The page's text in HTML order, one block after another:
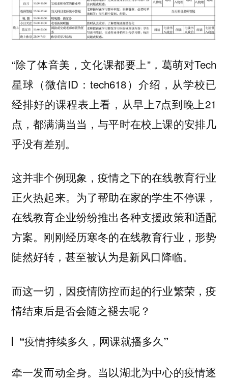
“除了体音美，文化课都要上”，葛萌对Tech
星球（微信ID：tech618）介绍，从学校已
经排好的课程表上看，从早上7点到晚上21
点，都满满当当，与平时在校上课的安排几
乎没有差别。
这并非个例现象，疫情之下的在线教育行业
正火热起来。为了帮助在家的学生不停课，
在线教育企业纷纷推出各种支援政策和适配
方案。刚刚经历寒冬的在线教育行业，形势
陡然好转，甚至被认为是新风口降临。
而这一切，因疫情防控而起的行业繁荣，疫
情结束后是否会随之褪去呢？
“疫情持续多久，网课就播多久”
牵一发而动全身。当以湖北为中心的疫情逐